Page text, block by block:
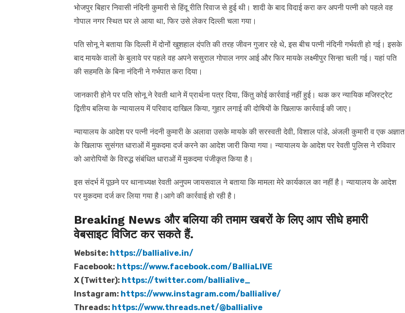
भोजपुर बिहार निवासी नंदिनी कुमारी से हिंदू रीति रिवाज से हुई थी। शादी के बाद विदाई करा कर अपनी पत्नी को पहले वह
गोपाल नगर स्थित घर ले आया था, फिर उसे लेकर दिल्ली चला गया।
पति सोनू ने बताया कि दिल्ली में दोनों खुशहाल दंपति की तरह जीवन गुजार रहे थे, इस बीच पत्नी नंदिनी गर्भवती हो गई। इसके
बाद मायके वालों के बुलावे पर पहले वह अपने ससुराल गोपाल नगर आई और फिर मायके लक्ष्मीपुर सिन्हा चली गई। यहां पति
की सहमति के बिना नंदिनी ने गर्भपात करा दिया।
जानकारी होने पर पति सोनू ने रेवती थाने में प्रार्थना पत्र दिया, किंतु कोई कार्रवाई नहीं हुई। थक कर न्यायिक मजिस्ट्रेट
द्वितीय बलिया के न्यायालय में परिवाद दाखिल किया, गुहार लगाई की दोषियों के खिलाफ कार्रवाई की जाए।
न्यायालय के आदेश पर पत्नी नंदनी कुमारी के अलावा उसके मायके की सरस्वती देवी, विशाल पांडे, अंजली कुमारी व एक अज्ञात
के खिलाफ सुसंगत धाराओं में मुकदमा दर्ज करने का आदेश जारी किया गया। न्यायालय के आदेश पर रेवती पुलिस ने रविवार
को आरोपियों के विरुद्ध संबंधित धाराओं में मुकदमा पंजीकृत किया है।
इस संदर्भ में पूछने पर थानाध्यक्ष रेवती अनुपम जायसवाल ने बताया कि मामला मेरे कार्यकाल का नहीं है। न्यायालय के आदेश
पर मुकदमा दर्ज कर लिया गया है।आगे की कार्रवाई हो रही है।
Breaking News और बलिया की तमाम खबरों के लिए आप सीधे हमारी
वेबसाइट विजिट कर सकते हैं.
Website: https://ballialive.in/
Facebook: https://www.facebook.com/BalliaLIVE
X (Twitter): https://twitter.com/ballialive_
Instagram: https://www.instagram.com/ballialive/
Threads: https://www.threads.net/@ballialive